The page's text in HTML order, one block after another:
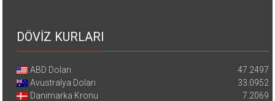
DÖVİZ KURLARI
ABD Doları
47.2497
Avustralya Doları
33.0952
Danimarka Kronu
7.2069